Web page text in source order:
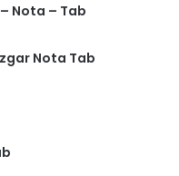
Nota – Tab
Nota Tab